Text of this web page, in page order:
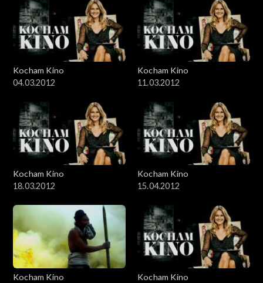
Kocham Kino
04.03.2012
Kocham Kino
11.03.2012
Kocham Kino
18.03.2012
Kocham Kino
15.04.2012
Kocham Kino
Kocham Kino